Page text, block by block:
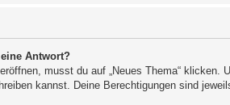
Antwort?
musst du auf „Neues Thema“
kannst. Deine Berechtigungen sind